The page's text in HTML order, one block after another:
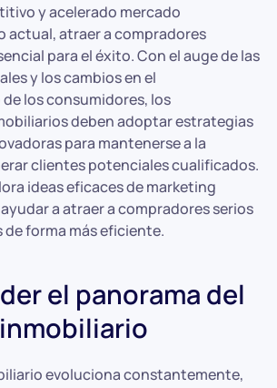
y acelerado mercado
actual, atraer a compradores
para el éxito. Con el auge de las
y los cambios en el
los consumidores, los
deben adoptar estrategias
para mantenerse a la
clientes potenciales cualificados.
ideas eficaces de marketing
a atraer a compradores serios
forma más eficiente.
el panorama del
evoluciona constantemente,